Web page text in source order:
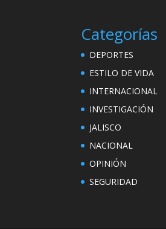
Categorías
DEPORTES
ESTILO DE VIDA
INTERNACIONAL
INVESTIGACIÓN
JALISCO
NACIONAL
OPINIÓN
SEGURIDAD